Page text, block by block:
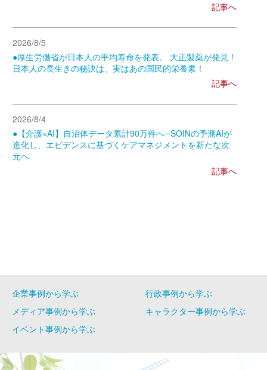
記事へ
2026/8/5
●厚生労働省が日本人の平均寿命を発表。 大正製薬が発見！
日本人の長生きの秘訣は、実はあの国民的栄養素！
記事へ
2026/8/4
●【介護×AI】自治体データ累計90万件へ─SOINの予測AIが
進化し、エビデンスに基づくケアマネジメントを新たな次
元へ
記事へ
企業事例から学ぶ
行政事例から学ぶ
メディア事例から学ぶ
キャラクター事例から学ぶ
イベント事例から学ぶ